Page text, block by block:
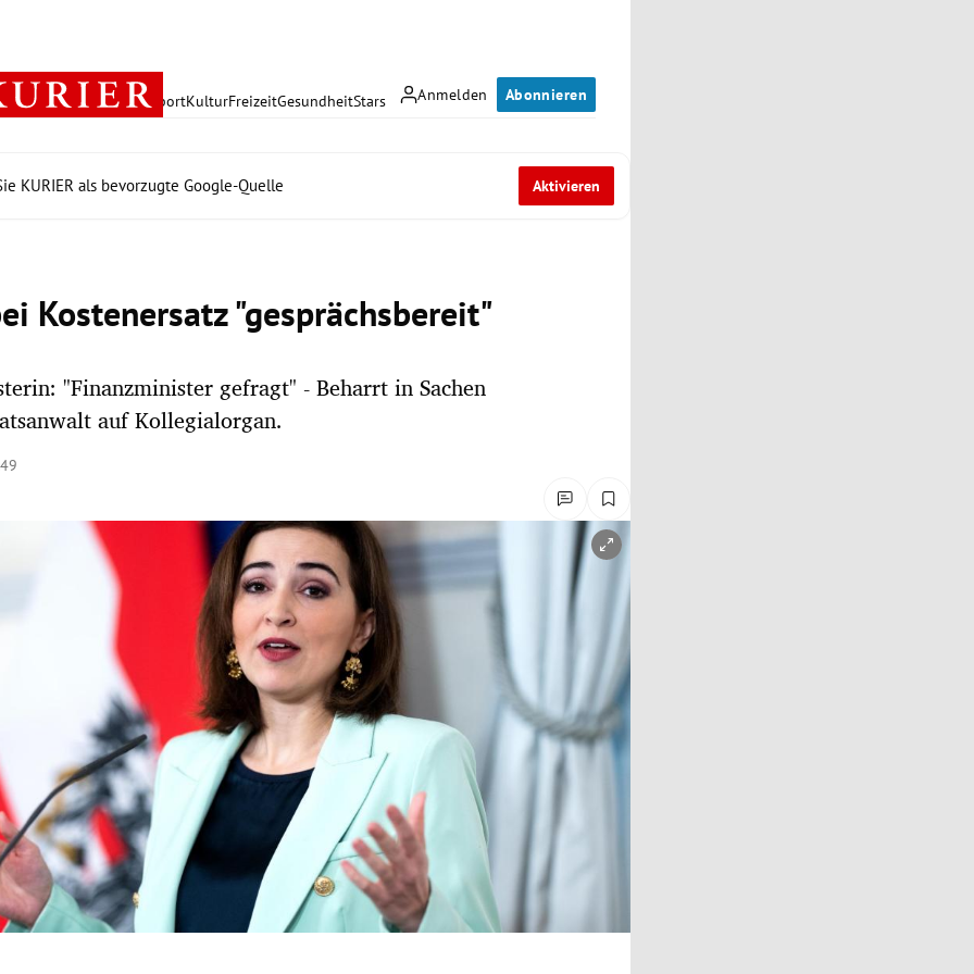
Anmelden Abonnieren
PolitikWirtschaft SportKulturFreizeitGesundheitStars
KURIER als bevorzugte Google-Quelle Aktivieren
Kostenersatz "gesprächsbereit"
"Finanzminister gefragt" - Beharrt in Sachen
auf Kollegialorgan.
öffnen/schließen